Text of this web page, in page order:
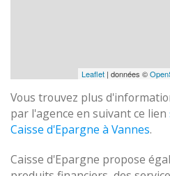
Leaflet | données ©
Vous trouvez plus
par l'agence en suivant ce lien
Caisse d'Epargne à Vannes.
Caisse d'Epargne propose